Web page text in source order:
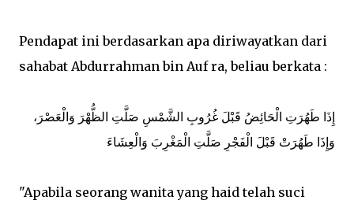
Pendapat ini berdasarkan apa diriwayatkan dari
sahabat Abdurrahman bin Auf ra, beliau berkata :
إِذَا طَهُرَتِ الْحَائِضُ قَبْلَ غُرُوبِ الشَّمْسِ صَلَّتِ الظُّهْرَ وَالْعَصْرَ،
وَإِذَا طَهُرَتْ قَبْلَ الْفَجْرِ صَلَّتِ الْمَغْرِبَ وَالْعِشَاءَ
"Apabila seorang wanita yang haid telah suci